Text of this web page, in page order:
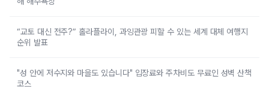
“교토 대신 전주?” 홀라플라이, 과잉관광 피할 수 있는 세계 대체 여행지
순위 발표
"성 안에 저수지와 마을도 있습니다" 입장료와 주차비도 무료인 성벽 산책
코스